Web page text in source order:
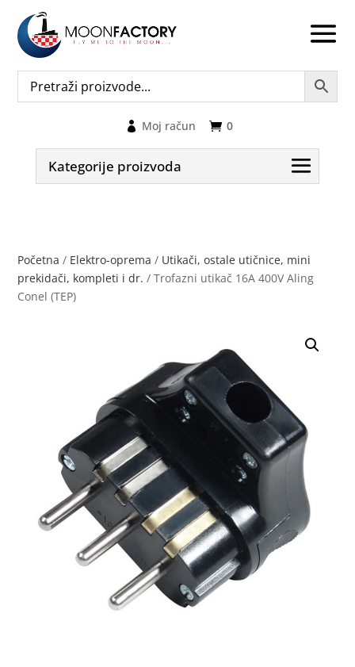
0
Moj račun
Kategorije proizvoda
Početna / Elektro-oprema / Utikači, ostale utičnice, mini
prekidači, kompleti i dr. / Trofazni utikač 16A 400V Aling
Conel (TEP)